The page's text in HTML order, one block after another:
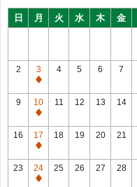
日 月 火 水 木 金
2
3
通
常
休
館
4 5 6 7
9
10
通
常
休
館
11 12 13 14
16
17
通
常
休
18 19 20 21
23
24
通
25 26 27 28